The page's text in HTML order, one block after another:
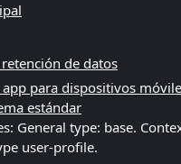
de datos
app para dispositivos
estándar
General type: base.
user-profile.